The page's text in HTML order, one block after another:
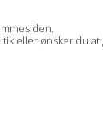
eller ønsker du